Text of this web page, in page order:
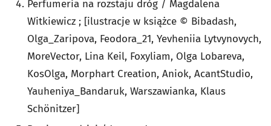
Perfumeria na rozstaju dróg / Magdalena
Witkiewicz ; [ilustracje w książce © Bibadash,
Olga_Zaripova, Feodora_21, Yevheniia Lytvynovych,
MoreVector, Lina Keil, Foxyliam, Olga Lobareva,
KosOlga, Morphart Creation, Aniok, AcantStudio,
Yauheniya_Bandaruk, Warszawianka, Klaus
Schönitzer]